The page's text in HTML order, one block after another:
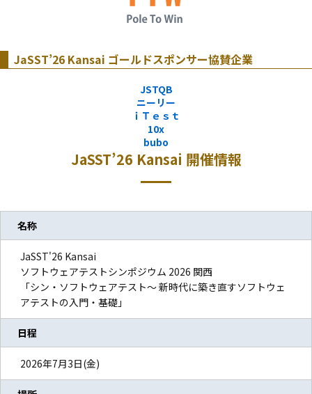
JaSST’26 Kansai ゴールドスポンサー協賛企業
JSTQB
ニーリー
ｉＴｅｓｔ
10x
bubo
JaSST’26 Kansai 開催情報
名称
JaSST'26 Kansai
ソフトウェアテストシンポジウム 2026 関西
「シン・ソフトウェアテスト～ 新時代に築き直すソフトウェ
アテストの入門・基礎」
日程
2026年7月3日(金)